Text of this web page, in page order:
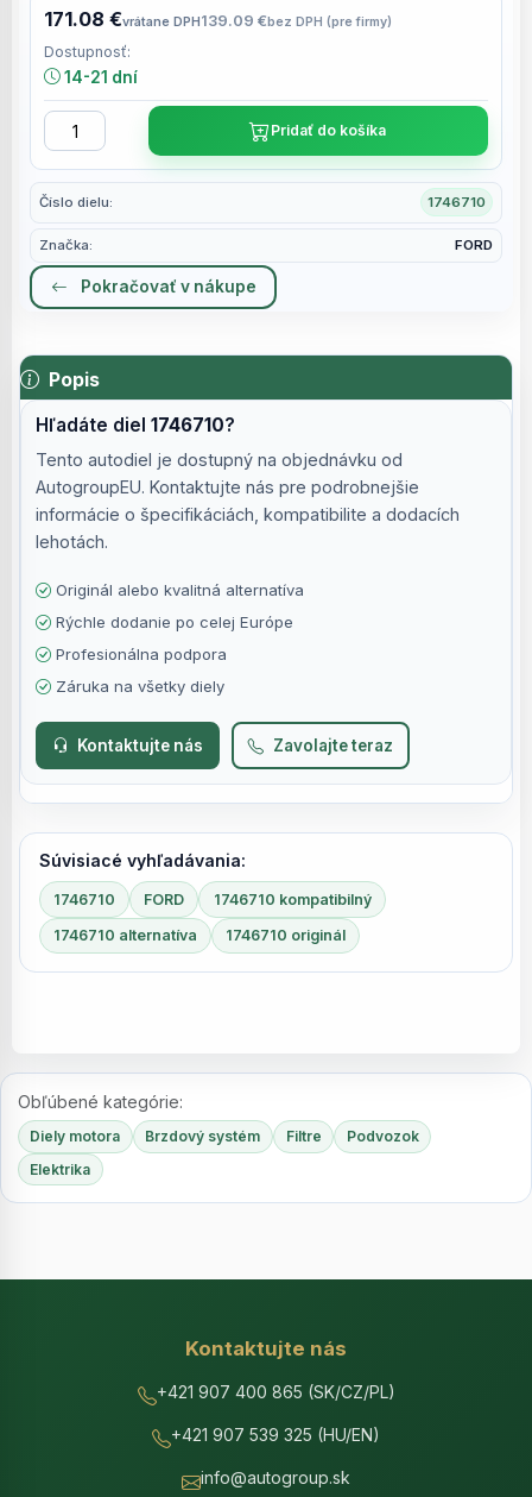
Číslo dielu: 1746710
Značka: FORD
171.08 €vrátane DPH139.09 €bez DPH (pre firmy)
Dostupnosť:
14-21 dní
Pridať do košíka
Pokračovať v nákupe
Popis
Hľadáte diel1746710?
Tento autodiel je dostupný na objednávku od
AutogroupEU. Kontaktujte nás pre podrobnejšie
informácie o špecifikáciách, kompatibilite a dodacích
lehotách.
Originál alebo kvalitná alternatíva
Rýchle dodanie po celej Európe
Profesionálna podpora
Záruka na všetky diely
Kontaktujte nás Zavolajte teraz
Súvisiacé vyhľadávania:
1746710 FORD 1746710 kompatibilný
1746710 alternatíva 1746710 originál
Obľúbené kategórie:
Diely motora Brzdový systém Filtre
Podvozok
Elektrika
Kontaktujte nás
+421 907 400 865 (SK/CZ/PL)
+421 907 539 325 (HU/EN)
info@autogroup.sk